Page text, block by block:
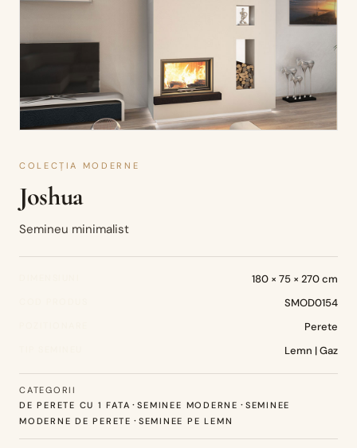
COLECȚIA MODERNE
Joshua
Semineu minimalist
180 × 75 × 270 cm
SMOD0154
Perete
Lemn | Gaz
CATEGORII
DE PERETE CU 1 FATA ·SEMINEE MODERNE · SEMINEE
MODERNE DE PERETE · SEMINEE PE LEMN